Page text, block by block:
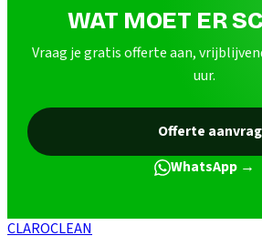
WAT MOET ER
Vraag je gratis offerte aan,
uur.
Offerte
WhatsApp →
CLAROCLEAN